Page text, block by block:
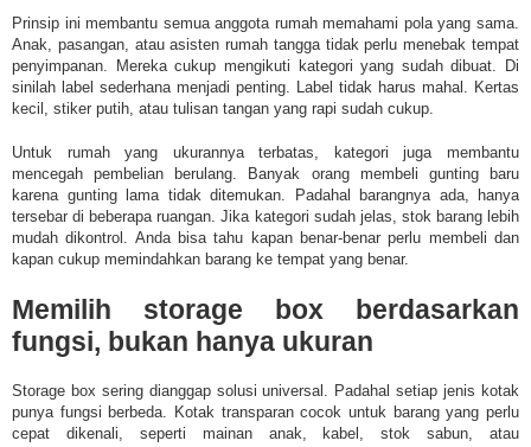
Prinsip ini membantu semua anggota rumah memahami pola yang sama.
Anak, pasangan, atau asisten rumah tangga tidak perlu menebak tempat
penyimpanan. Mereka cukup mengikuti kategori yang sudah dibuat. Di
sinilah label sederhana menjadi penting. Label tidak harus mahal. Kertas
kecil, stiker putih, atau tulisan tangan yang rapi sudah cukup.
Untuk rumah yang ukurannya terbatas, kategori juga membantu
mencegah pembelian berulang. Banyak orang membeli gunting baru
karena gunting lama tidak ditemukan. Padahal barangnya ada, hanya
tersebar di beberapa ruangan. Jika kategori sudah jelas, stok barang lebih
mudah dikontrol. Anda bisa tahu kapan benar-benar perlu membeli dan
kapan cukup memindahkan barang ke tempat yang benar.
Memilih storage box berdasarkan
fungsi, bukan hanya ukuran
Storage box sering dianggap solusi universal. Padahal setiap jenis kotak
punya fungsi berbeda. Kotak transparan cocok untuk barang yang perlu
cepat dikenali, seperti mainan anak, kabel, stok sabun, atau